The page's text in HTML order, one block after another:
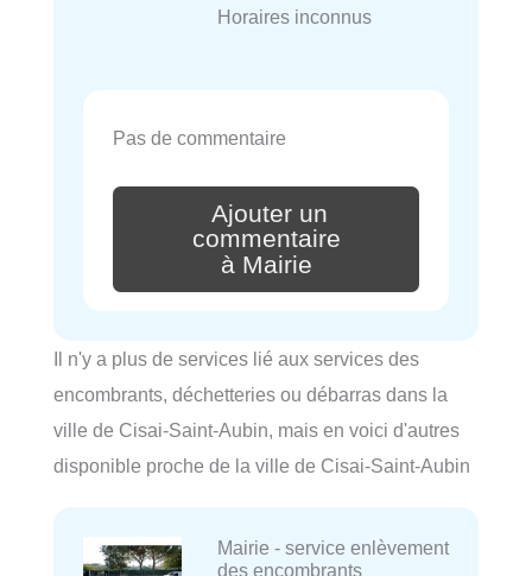
Horaires inconnus
Pas de commentaire
Ajouter un
commentaire
à Mairie
Il n'y a plus de services lié aux services des
encombrants, déchetteries ou débarras dans la
ville de Cisai-Saint-Aubin, mais en voici d'autres
disponible proche de la ville de Cisai-Saint-Aubin
Mairie - service enlèvement
des encombrants